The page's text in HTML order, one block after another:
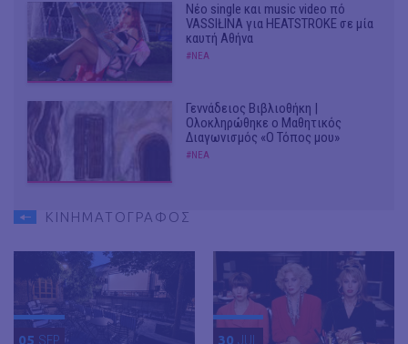
Νέο single και music video πό
VASSIŁINA για HEATSTROKE σε μία
καυτή Αθήνα
#ΝΕΑ
Γεννάδειος Βιβλιοθήκη |
Ολοκληρώθηκε ο Μαθητικός
Διαγωνισμός «Ο Τόπος μου»
#ΝΕΑ
ΚΙΝΗΜΑΤΟΓΡΑΦΟΣ
05 SEP 30 JUL